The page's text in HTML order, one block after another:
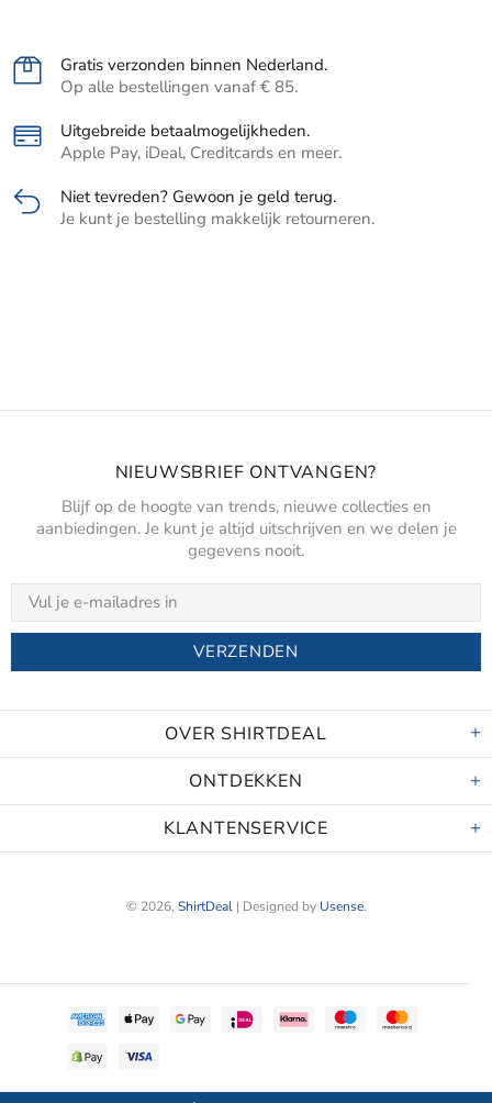
Gratis verzonden binnen Nederland.
Op alle bestellingen vanaf € 85.
Uitgebreide betaalmogelijkheden.
Apple Pay, iDeal, Creditcards en meer.
Niet tevreden? Gewoon je geld terug.
Je kunt je bestelling makkelijk retourneren.
NIEUWSBRIEF ONTVANGEN?
Blijf op de hoogte van trends, nieuwe collecties en
aanbiedingen. Je kunt je altijd uitschrijven en we delen je
gegevens nooit.
OVER SHIRTDEAL
ONTDEKKEN
KLANTENSERVICE
© 2026, ShirtDeal| Designed by Usense.